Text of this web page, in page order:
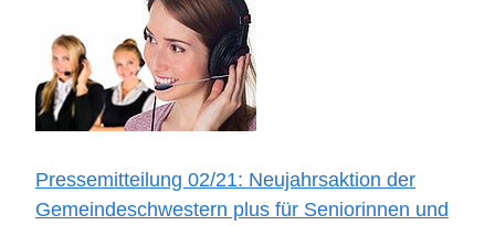
Pressemitteilung 02/21: Neujahrsaktion der
Gemeindeschwestern plus für Seniorinnen und